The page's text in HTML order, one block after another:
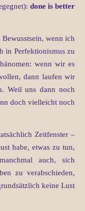
done is better
wenn ich
in Perfektionismus zu
wenn wir es
dann laufen wir
Weil uns dann noch
doch vielleicht noch
Zeitfenster –
habe, etwas zu tun,
auch, sich
zu verabschieden,
keine Lust